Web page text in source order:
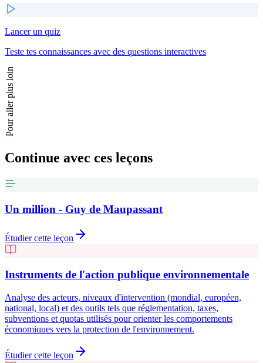
Lancer un quiz
Teste tes connaissances avec des questions interactives
Pour aller plus loin
Continue avec ces leçons
Un million - Guy de Maupassant
Étudier cette leçon
Instruments de l'action publique environnementale
Analyse des acteurs, niveaux d'intervention (mondial, européen,
national, local) et des outils tels que réglementation, taxes,
subventions et quotas utilisés pour orienter les comportements
économiques vers la protection de l'environnement.
Étudier cette leçon